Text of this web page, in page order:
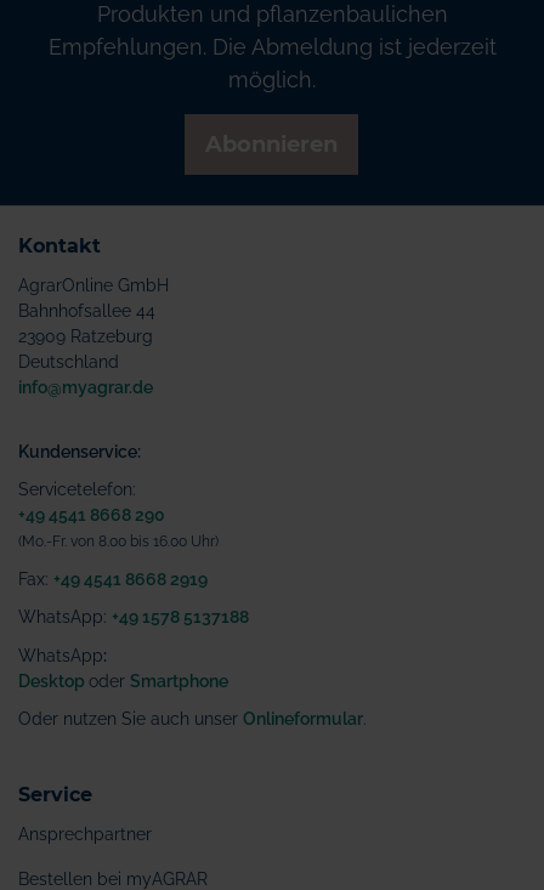
Produkten und pflanzenbaulichen
Empfehlungen. Die Abmeldung ist jederzeit
möglich.
Kontakt
AgrarOnline GmbH
Bahnhofsallee 44
23909 Ratzeburg
Deutschland
info@myagrar.de
Kundenservice:
Servicetelefon:
+49 4541 8668 290
(Mo.-Fr. von 8.00 bis 16.00 Uhr)
Fax: +49 4541 8668 2919
WhatsApp: +49 1578 5137188
WhatsApp:
Desktop oder Smartphone
Oder nutzen Sie auch unser Onlineformular
Service
Ansprechpartner
Bestellen bei myAGRAR